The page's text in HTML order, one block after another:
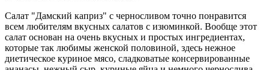
Салат "Дамский каприз" с черносливом точно понравится
всем любителям вкусных салатов с изюминкой. Вообще этот
салат основан на очень вкусных и простых ингредиентах,
которые так любимы женской половиной, здесь нежное
диетическое куриное мясо, сладковатые консервированные